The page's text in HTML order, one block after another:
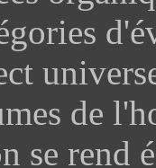
de
se rend